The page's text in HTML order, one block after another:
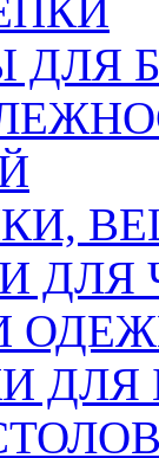
ДЛЯ
ДЛЯ
ДЛЯ